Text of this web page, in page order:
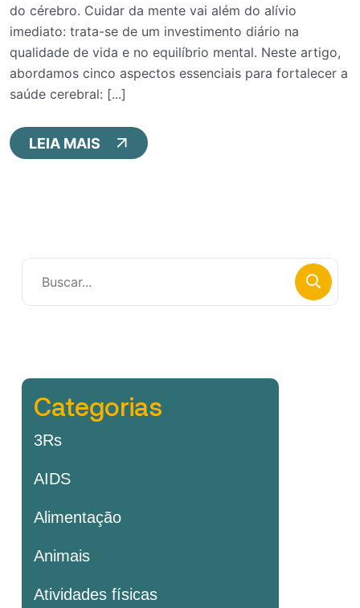
do cérebro. Cuidar da mente vai além do alívio
imediato: trata-se de um investimento diário na
qualidade de vida e no equilíbrio mental. Neste artigo,
abordamos cinco aspectos essenciais para fortalecer a
saúde cerebral: [...]
LEIA MAIS
Categorias
3Rs
AIDS
Alimentação
Animais
Atividades físicas